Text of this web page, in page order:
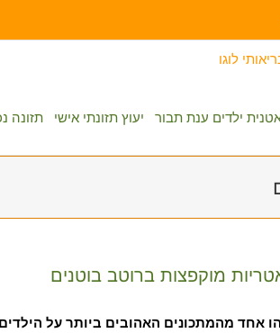
ילדים ענת תבור יעוץ תזונתי אישי תזונה
מוקפצות ברוטב בוטנים
אחד מהמתכונים האהובים ביותר על